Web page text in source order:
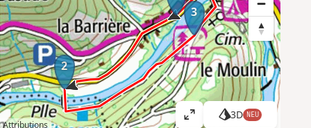
2
3
Attributions
K
3D NEU